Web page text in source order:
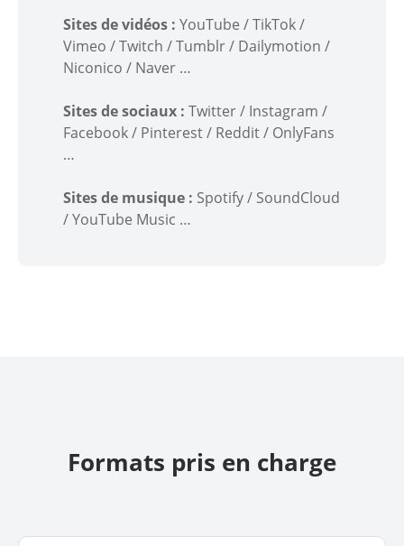
Sites de vidéos : YouTube / TikTok /
Vimeo / Twitch / Tumblr / Dailymotion /
Niconico / Naver …
Sites de sociaux : Twitter / Instagram /
Facebook / Pinterest / Reddit / OnlyFans
…
Sites de musique : Spotify / SoundCloud
/ YouTube Music …
Formats pris en charge